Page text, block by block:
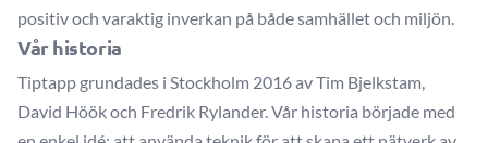
positiv och varaktig inverkan på både samhället och miljön.
Vår historia
Tiptapp grundades i Stockholm 2016 av Tim Bjelkstam,
David Höök och Fredrik Rylander. Vår historia började med